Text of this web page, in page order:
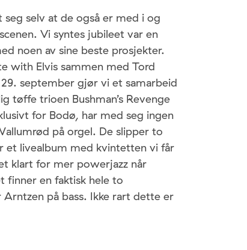
selv at de også er med i og
Vi syntes jubileet var en
noen av sine beste prosjekter.
with Elvis sammen med Tord
september gjør vi et samarbeid
tøffe trioen Bushman’s Revenge
for Bodø, har med seg ingen
på orgel. De slipper to
et livealbum med kvintetten vi får
klart for mer powerjazz når
finner en faktisk hele to
på bass. Ikke rart dette er